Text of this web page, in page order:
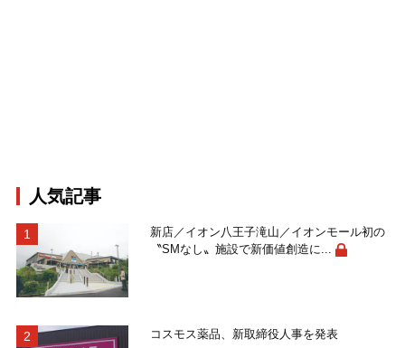
人気記事
新店／イオン八王子滝山／イオンモール初の
〝SMなし〟施設で新価値創造に...
コスモス薬品、新取締役人事を発表